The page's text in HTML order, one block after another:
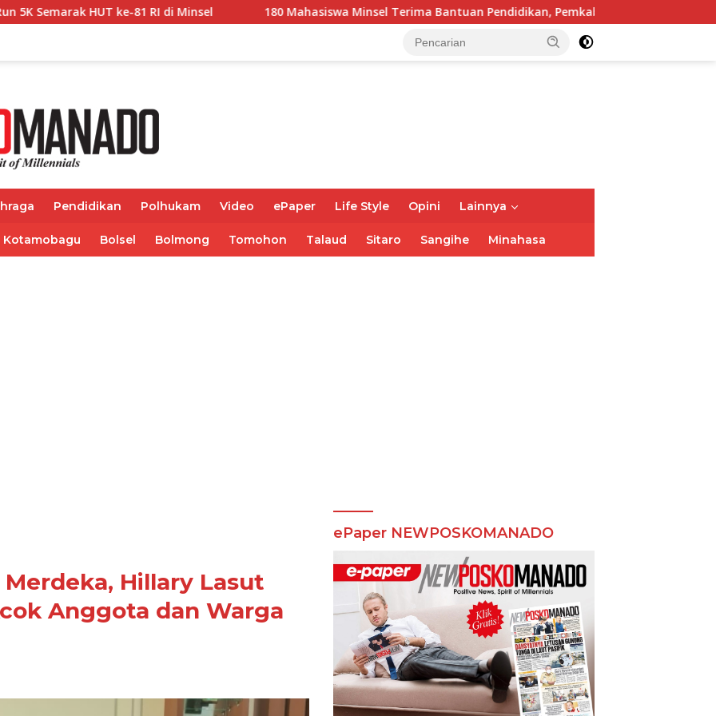
di Minsel 180 Mahasiswa Minsel Terima Bantuan Pendidikan, Pemkab Siapkan Anggaran Rp400 Juta
Pendidikan Polhukam Video ePaper Life Style Opini Lainnya
Kotamobagu Bolsel Bolmong Tomohon Talaud Sitaro Sangihe Minahasa
Hillary Lasut
Anggota dan Warga
ePaper NEWPOSKOMANADO